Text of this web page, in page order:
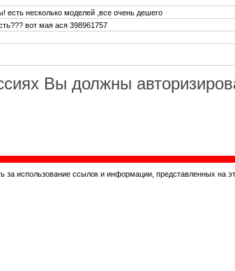
есть несколько моделей ,все очень дешего
вот мая ася 398961757
Вы должны
за использование ссылок и информации, представленных